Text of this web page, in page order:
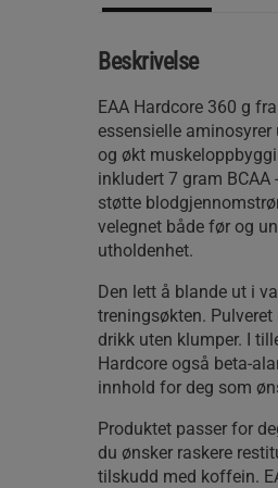
Beskrivelse
EAA Hardcore 360 g
essensielle
og økt
inkludert 7 gram
støtte
velegnet både før og
utholdenhet.
Den lett å blande ut i
treningsøkten.
drikk uten klumper. I
Hardcore også beta-
innhold for deg som
Produktet passer for
du ønsker raskere
tilskudd med koffein.